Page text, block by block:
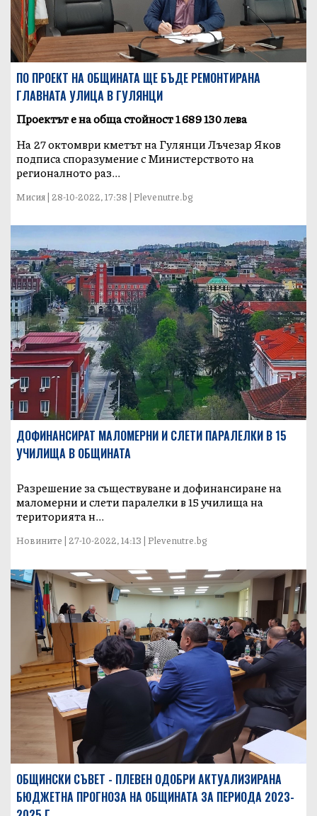
ПО ПРОЕКТ НА ОБЩИНАТА ЩЕ БЪДЕ РЕМОНТИРАНА
ГЛАВНАТА УЛИЦА В ГУЛЯНЦИ
Проектът е на обща стойност 1 689 130 лева
На 27 октомври кметът на Гулянци Лъчезар Яков
подписа споразумение с Министерството на
регионалното раз...
Мисия | 28-10-2022, 17:38 | Plevenutre.bg
ДОФИНАНСИРАТ МАЛОМЕРНИ И СЛЕТИ ПАРАЛЕЛКИ В 15
УЧИЛИЩА В ОБЩИНАТА
Разрешение за съществуване и дофинансиране на
маломерни и слети паралелки в 15 училища на
територията н...
Новините | 27-10-2022, 14:13 | Plevenutre.bg
ОБЩИНСКИ СЪВЕТ - ПЛЕВЕН ОДОБРИ АКТУАЛИЗИРАНА
БЮДЖЕТНА ПРОГНОЗА НА ОБЩИНАТА ЗА ПЕРИОДА 2023-